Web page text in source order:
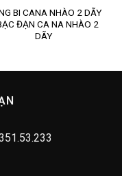
BI CANA NHÀO 2 DÃY
ĐẠN CA NA NHÀO 2
DÃY